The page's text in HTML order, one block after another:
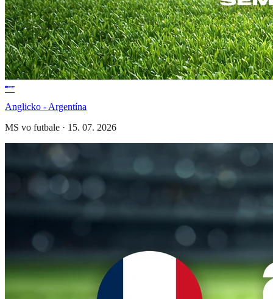
Anglicko - Argentína
MS vo futbale · 15. 07. 2026